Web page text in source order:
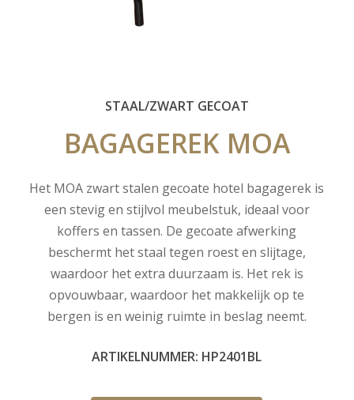
STAAL/ZWART GECOAT
BAGAGEREK MOA
Het MOA zwart stalen gecoate hotel bagagerek is
een stevig en stijlvol meubelstuk, ideaal voor
koffers en tassen. De gecoate afwerking
beschermt het staal tegen roest en slijtage,
waardoor het extra duurzaam is. Het rek is
opvouwbaar, waardoor het makkelijk op te
bergen is en weinig ruimte in beslag neemt.
ARTIKELNUMMER: HP2401BL